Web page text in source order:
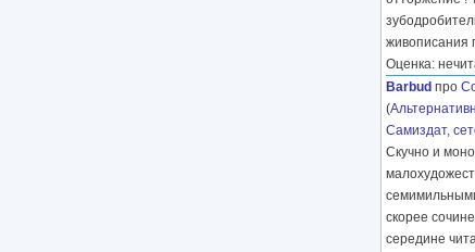
живописания
Оценка:
Barbud про
(
Самиздат,
Скучно и
скорее
середине